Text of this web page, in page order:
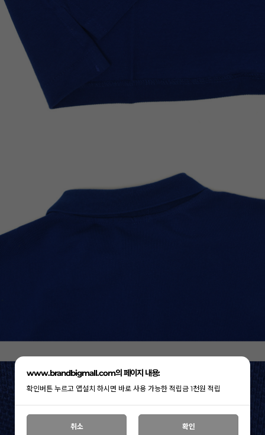
www.brandbigmall.com의 페이지 내용:
확인버튼 누르고 앱설치 하시면 바로 사용 가능한 적립금 1천원 적립
취소 확인